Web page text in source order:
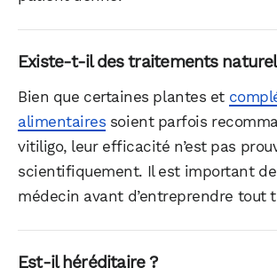
Existe-t-il des traitements
Bien que certaines plantes et
alimentaires soient parfois
vitiligo, leur efficacité n’est pas
scientifiquement. Il est important
médecin avant d’entreprendre tout
Est-il héréditaire ?